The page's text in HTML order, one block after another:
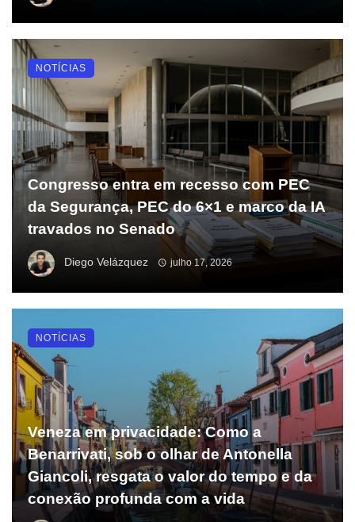
Congresso entra em recesso com PEC
da Segurança, PEC do 6×1 e marco da IA
travados no Senado
Diego Velázquez julho 17, 2026
NOTÍCIAS
Veneza em privacidade: Como a
Benarrivati, sob o olhar de Antonella
Giancoli, resgata o valor do tempo e da
conexão profunda com a vida
NOTÍCIAS